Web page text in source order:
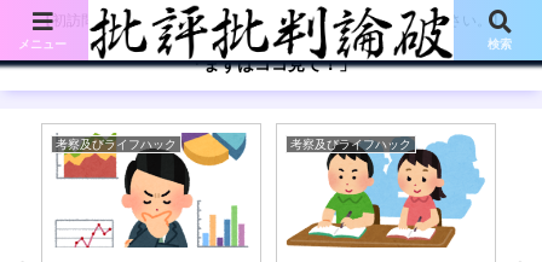
【初訪問の方は、下記の「まずはココ見て!」ボタンをご覧ください。】
「まずはココ見て！」
考察及びライフハック 考察及びライフハック
メニュー 検索